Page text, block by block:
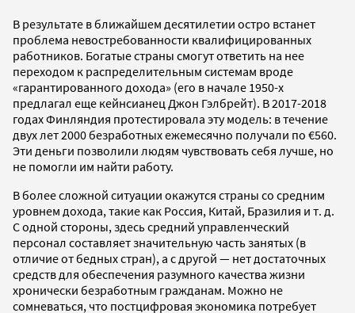
В результате в ближайшем десятилетии остро встанет
проблема невостребованности квалифицированных
работников. Богатые страны смогут ответить на нее
переходом к распределительным системам вроде
«гарантированного дохода» (его в начале 1950-х
предлагал еще кейнсианец Джон Гэлбрейт). В 2017-2018
годах Финляндия протестировала эту модель: в течение
двух лет 2000 безработных ежемесячно получали по €560.
Эти деньги позволили людям чувствовать себя лучше, но
не помогли им найти работу.
В более сложной ситуации окажутся страны со средним
уровнем дохода, такие как Россия, Китай, Бразилия и т. д.
С одной стороны, здесь средний управленческий
персонал составляет значительную часть занятых (в
отличие от бедных стран), а с другой — нет достаточных
средств для обеспечения разумного качества жизни
хронически безработным гражданам. Можно не
сомневаться, что постцифровая экономика потребует